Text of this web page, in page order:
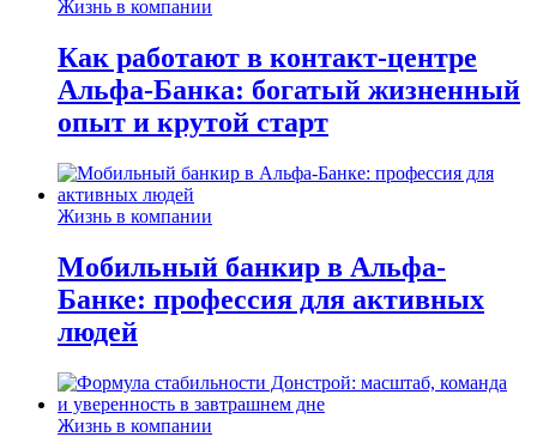
Жизнь в компании
Как работают в контакт-центре
Альфа-Банка: богатый жизненный
опыт и крутой старт
Жизнь в компании
Мобильный банкир в Альфа-
Банке: профессия для активных
людей
Жизнь в компании